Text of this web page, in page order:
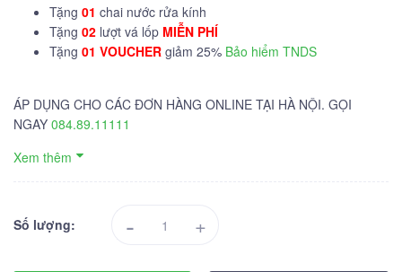
Tặng 01 chai nước rửa kính
Tặng 02 lượt vá lốp MIỄN PHÍ
Tặng 01 VOUCHER giảm 25% Bảo hiểm TNDS
ÁP DỤNG CHO CÁC ĐƠN HÀNG ONLINE TẠI HÀ NỘI. GỌI
NGAY 084.89.11111
Xem thêm
Số lượng: - +